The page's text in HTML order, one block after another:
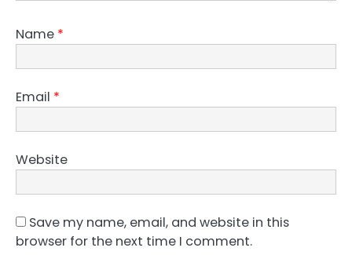
Name *
Email *
Website
Save my name, email, and website in this
browser for the next time I comment.